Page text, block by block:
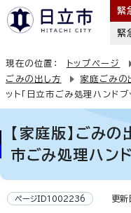
緊
緊
現在の位置： トップページ
ごみの出し方
家庭ごみの
ット「日立市ごみ処理ハンドブ
【家庭版】ごみの
市ごみ処理ハンド
ページID1002236 更新